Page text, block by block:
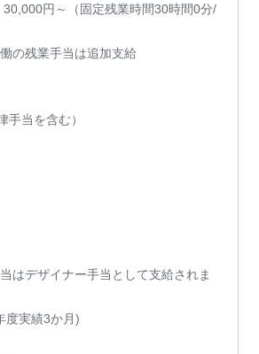
円～（固定残業時間30時間0分/
の残業手当は追加支給
手当を含む）
はデザイナー手当として支給されま
度実績3か月)